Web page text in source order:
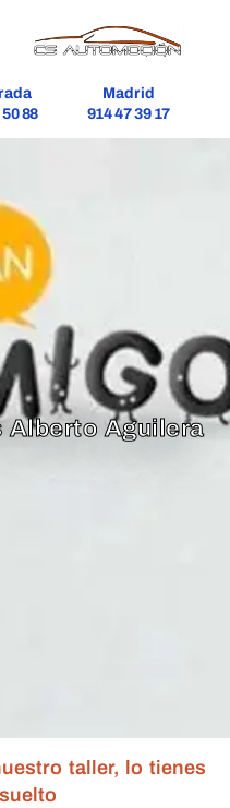
88
Madrid
914 47 39 17
Alberto Aguilera
taller, lo tienes